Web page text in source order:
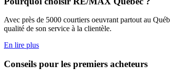
Avec près de 5000 courtiers oeuvrant partout au
qualité de son service à la clientèle.
En lire plus
Conseils pour les premiers acheteurs